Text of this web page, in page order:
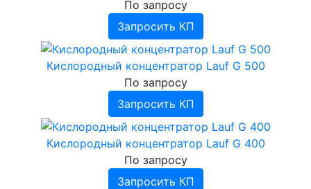
По запросу
Запросить КП
Кислородный концентратор Lauf G 500
По запросу
Запросить КП
Кислородный концентратор Lauf G 400
По запросу
Запросить КП